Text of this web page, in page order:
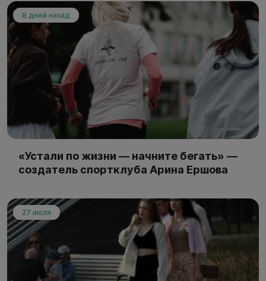
8 дней назад
«Устали по жизни — начните бегать» —
создатель спортклуба Арина Ершова
27 июля